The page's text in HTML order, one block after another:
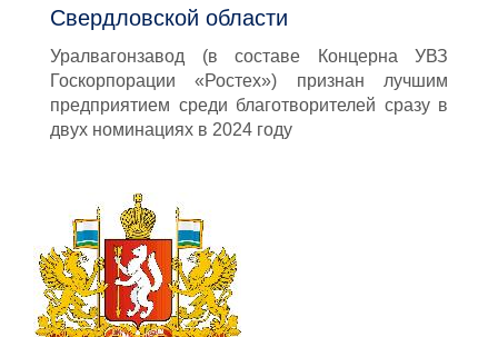
Свердловской области
Уралвагонзавод (в составе Концерна УВЗ
Госкорпорации «Ростех») признан лучшим
предприятием среди благотворителей сразу в
двух номинациях в 2024 году